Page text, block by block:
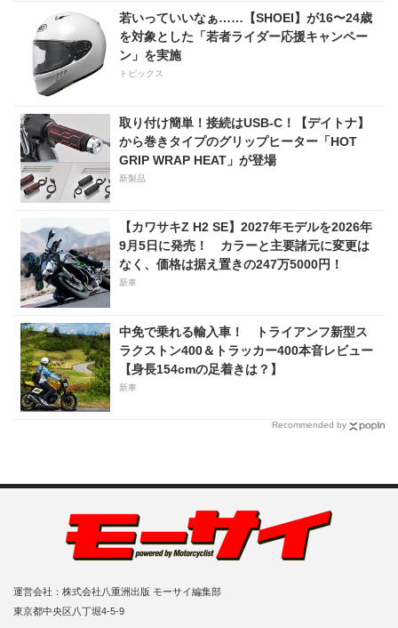
「旧CB400SF」を超えた!?
【Honda2026新車ニュー
ス】
月18日発売。
若いっていいなぁ……【SHOEI】が16〜24歳
を対象とした「若者ライダー応援キャンペー
ン」を実施
トピックス
取り付け簡単！接続はUSB-C！【デイトナ】
から巻きタイプのグリップヒーター「HOT
GRIP WRAP HEAT」が登場
新製品
【カワサキZ H2 SE】2027年モデルを2026年
9月5日に発売！ カラーと主要諸元に変更は
なく、価格は据え置きの247万5000円！
新車
中免で乗れる輸入車！ トライアンフ新型ス
ラクストン400＆トラッカー400本音レビュー
【身長154cmの足着きは？】
新車
Recommended by
運営会社：株式会社八重洲出版 モーサイ編集部
東京都中央区八丁堀4-5-9